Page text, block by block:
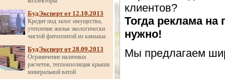
БудЭксперт от 12.10.2013
Кредит под залог имущества,
утепление жилья экологически
чистой фитоплитой из камыша
БудЭксперт от 28.09.2013
Ограничение наличных
расчетов, теплоизоляция крыши
минеральной ватой
клиентов?
Тогда реклама на
нужно!
Мы предлагаем